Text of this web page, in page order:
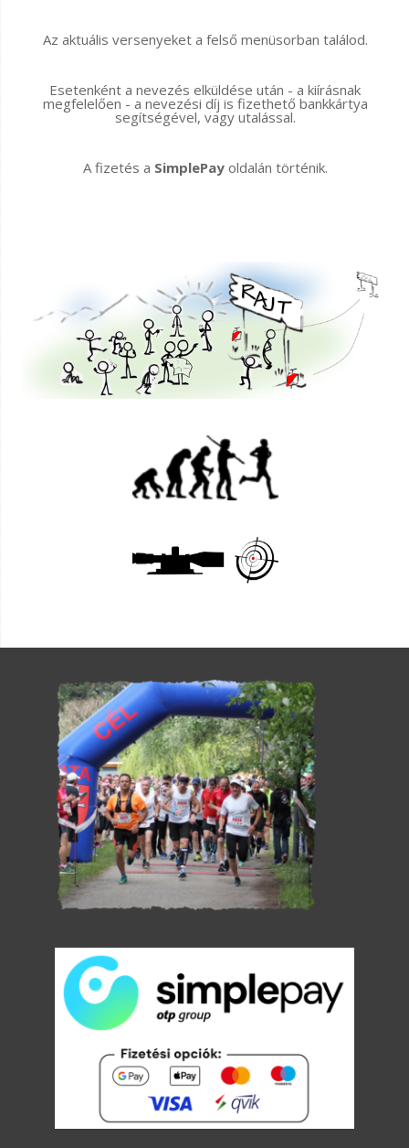
Az aktuális versenyeket a felső menüsorban találod.
Esetenként a nevezés elküldése után - a kiírásnak
megfelelően - a nevezési díj is fizethető bankkártya
segítségével, vagy utalással.
A fizetés a SimplePayoldalán történik.